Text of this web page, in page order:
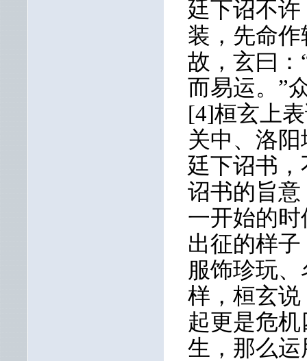
廷下诏不
装，先命
故，玄曰
而易运。”
[4]桓玄上
关中、洛
廷下诏书
诏书的旨
一开始的
出征的样
服饰珍玩
样，桓玄
起更是危
生，那么